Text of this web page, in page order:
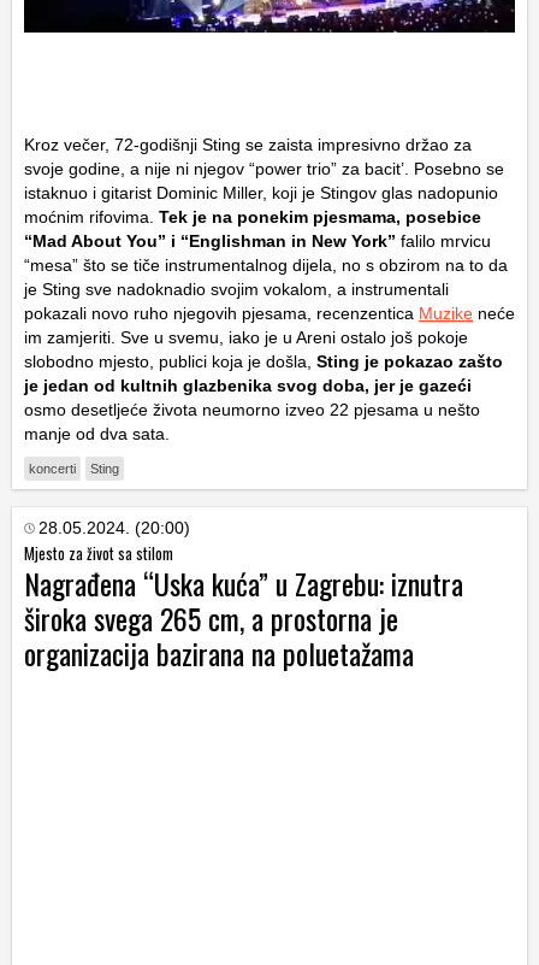
Kroz večer, 72-godišnji Sting se zaista impresivno držao za
svoje godine, a nije ni njegov “power trio” za bacit’. Posebno se
istaknuo i gitarist Dominic Miller, koji je Stingov glas nadopunio
moćnim rifovima. Tek je na ponekim pjesmama, posebice
“Mad About You” i “Englishman in New York” falilo mrvicu
“mesa” što se tiče instrumentalnog dijela, no s obzirom na to da
je Sting sve nadoknadio svojim vokalom, a instrumentali
pokazali novo ruho njegovih pjesama, recenzentica Muzike neće
im zamjeriti. Sve u svemu, iako je u Areni ostalo još pokoje
slobodno mjesto, publici koja je došla, Sting je pokazao zašto
je jedan od kultnih glazbenika svog doba, jer je gazeći
osmo desetljeće života neumorno izveo 22 pjesama u nešto
manje od dva sata.
koncerti Sting
28.05.2024. (20:00)
Mjesto za život sa stilom
Nagrađena “Uska kuća” u Zagrebu: iznutra
široka svega 265 cm, a prostorna je
organizacija bazirana na poluetažama